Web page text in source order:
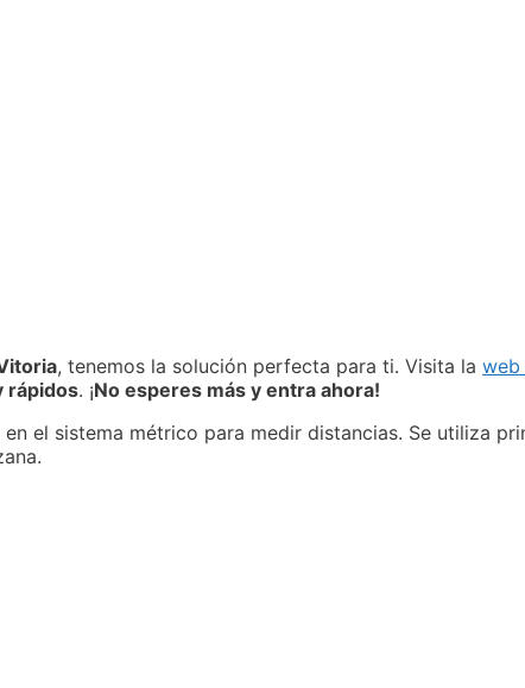
, tenemos la solución perfecta para ti. Visita la web
rápidos. ¡No esperes más y entra ahora!
el sistema métrico para medir distancias. Se utiliza